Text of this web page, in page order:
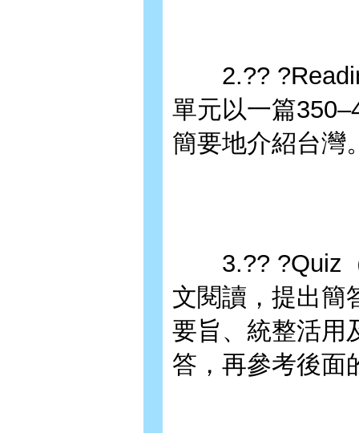
2.??
單元以一篇
簡要地介紹台灣
3.?? ?Quiz（
文閱讀，提出簡
要旨、統整活用
答，再參考後面